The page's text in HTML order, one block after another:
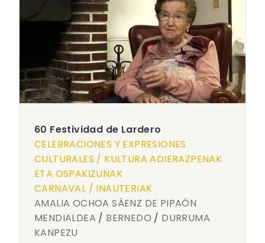
60 Festividad de Lardero
CELEBRACIONES Y EXPRESIONES
CULTURALES / KULTURA ADIERAZPENAK
ETA OSPAKIZUNAK
CARNAVAL / INAUTERIAK
AMALIA OCHOA SÁENZ DE PIPAÓN
MENDIALDEA / BERNEDO / DURRUMA
KANPEZU